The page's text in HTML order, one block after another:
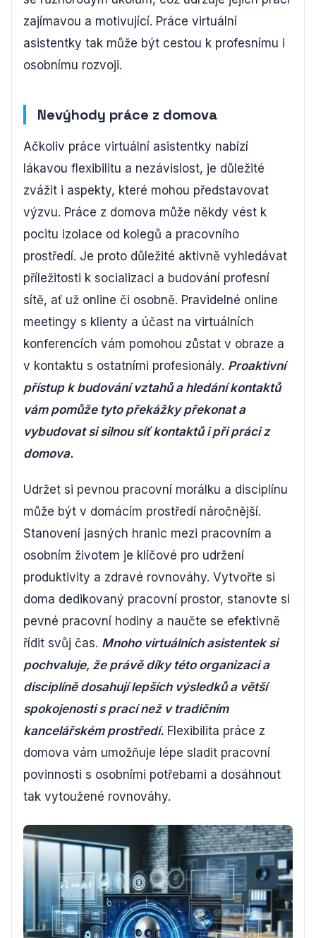
zajímavou a motivující. Práce virtuální
asistentky tak může být cestou k profesnímu i
osobnímu rozvoji.
Nevýhody práce z domova
Ačkoliv práce virtuální asistentky nabízí
lákavou flexibilitu a nezávislost, je důležité
zvážit i aspekty, které mohou představovat
výzvu. Práce z domova může někdy vést k
pocitu izolace od kolegů a pracovního
prostředí. Je proto důležité aktivně vyhledávat
příležitosti k socializaci a budování profesní
sítě, ať už online či osobně. Pravidelné online
meetingy s klienty a účast na virtuálních
konferencích vám pomohou zůstat v obraze a
v kontaktu s ostatními profesionály. Proaktivní
přístup k budování vztahů a hledání kontaktů
vám pomůže tyto překážky překonat a
vybudovat si silnou síť kontaktů i při práci z
domova.
Udržet si pevnou pracovní morálku a disciplínu
může být v domácím prostředí náročnější.
Stanovení jasných hranic mezi pracovním a
osobním životem je klíčové pro udržení
produktivity a zdravé rovnováhy. Vytvořte si
doma dedikovaný pracovní prostor, stanovte si
pevné pracovní hodiny a naučte se efektivně
řídit svůj čas. Mnoho virtuálních asistentek si
pochvaluje, že právě díky této organizaci a
disciplíně dosahují lepších výsledků a větší
spokojenosti s prací než v tradičním
kancelářském prostředí. Flexibilita práce z
domova vám umožňuje lépe sladit pracovní
povinnosti s osobními potřebami a dosáhnout
tak vytoužené rovnováhy.